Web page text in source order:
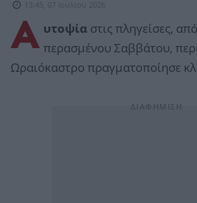
13:45, 07 Ιουλίου 2026
Α υτοψία στις πληγείσες,
περασμένου Σαββάτου,
Ωραιόκαστρο πραγματοποίησε